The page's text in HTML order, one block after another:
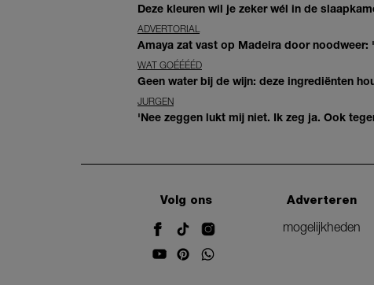
Deze kleuren wil je zeker wél in de
ADVERTORIAL
Amaya zat vast op Madeira door
WAT GOÉÉÉÉD
Geen water bij de wijn: deze ingrediënten
JURGEN
'Nee zeggen lukt mij niet. Ik zeg ja. Ook
Volg ons
Adverteren
mogelijkheden